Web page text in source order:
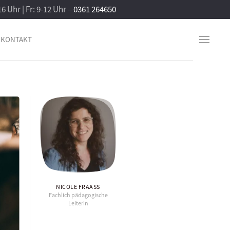
Uhr | Fr: 9-12 Uhr –0361 264650
KONTAKT
NICOLE FRAASS
Fachlich pädagogische
Leiterin